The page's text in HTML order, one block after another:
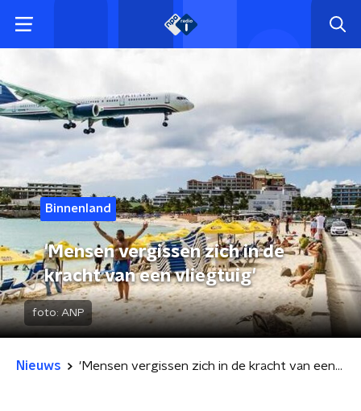
Binnenland
'Mensen vergissen zich in de
kracht van een vliegtuig'
foto: ANP
Nieuws 'Mensen vergissen zich in de kracht van een vliegtuig'